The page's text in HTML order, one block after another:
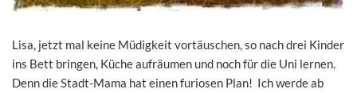
Lisa, jetzt mal keine Müdigkeit vortäuschen, so nach drei Kinder
ins Bett bringen, Küche aufräumen und noch für die Uni lernen.
Denn die Stadt-Mama hat einen furiosen Plan! Ich werde ab